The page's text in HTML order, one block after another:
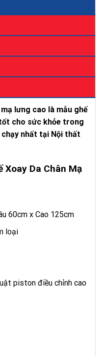
mạ lưng cao là mẫu ghế
cho sức khỏe trong
nhất tại Nội thất
Da Chân Mạ
60cm x Cao 125cm
loại
piston điều chỉnh cao